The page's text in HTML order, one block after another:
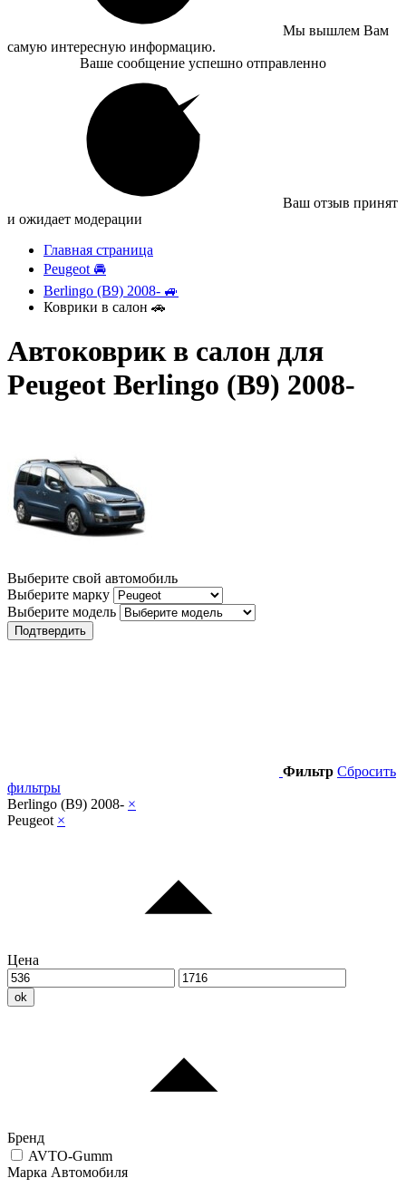
Мы вышлем Вам
самую интересную информацию.
Ваше сообщение успешно отправленно
Ваш отзыв принят
и ожидает модерации
Главная страница
Peugeot 🚘
Berlingo (B9) 2008- 🚙
Коврики в салон 🚗
Автоковрик в салон для
Peugeot Berlingo (B9) 2008-
Выберите свой автомобиль
Выберите марку
Выберите модель
Подтвердить
Фильтр Сбросить
фильтры
Berlingo (B9) 2008- ×
Peugeot ×
Цена
ok
Бренд
AVTO-Gumm
Марка Автомобиля